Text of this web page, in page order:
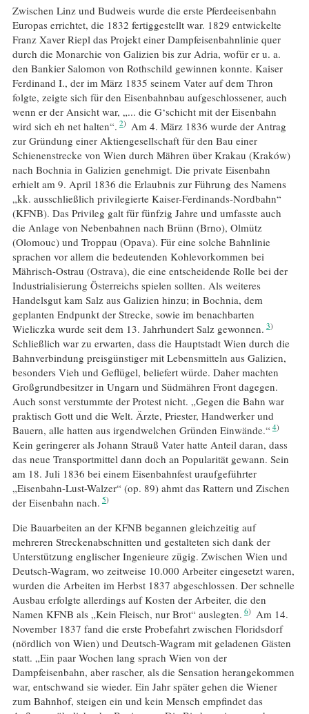
Zwischen Linz und Budweis wurde die erste Pferdeeisenbahn
Europas errichtet, die 1832 fertiggestellt war. 1829 entwickelte
Franz Xaver Riepl das Projekt einer Dampfeisenbahnlinie quer
durch die Monarchie von Galizien bis zur Adria, wofür er u. a.
den Bankier Salomon von Rothschild gewinnen konnte. Kaiser
Ferdinand I., der im März 1835 seinem Vater auf dem Thron
folgte, zeigte sich für den Eisenbahnbau aufgeschlossener, auch
wenn er der Ansicht war, „... die G‘schicht mit der Eisenbahn
wird sich eh net halten“. 2
Am 4. März 1836 wurde der Antrag
zur Gründung einer Aktiengesellschaft für den Bau einer
Schienenstrecke von Wien durch Mähren über Krakau (Kraków)
nach Bochnia in Galizien genehmigt. Die private Eisenbahn
erhielt am 9. April 1836 die Erlaubnis zur Führung des Namens
„kk. ausschließlich privilegierte Kaiser-Ferdinands-Nordbahn“
(KFNB). Das Privileg galt für fünfzig Jahre und umfasste auch
die Anlage von Nebenbahnen nach Brünn (Brno), Olmütz
(Olomouc) und Troppau (Opava). Für eine solche Bahnlinie
sprachen vor allem die bedeutenden Kohlevorkommen bei
Mährisch-Ostrau (Ostrava), die eine entscheidende Rolle bei der
Industrialisierung Österreichs spielen sollten. Als weiteres
Handelsgut kam Salz aus Galizien hinzu; in Bochnia, dem
geplanten Endpunkt der Strecke, sowie im benachbarten
Wieliczka wurde seit dem 13. Jahrhundert Salz gewonnen. 3
Schließlich war zu erwarten, dass die Hauptstadt Wien durch die
Bahnverbindung preisgünstiger mit Lebensmitteln aus Galizien,
besonders Vieh und Geflügel, beliefert würde. Daher machten
Großgrundbesitzer in Ungarn und Südmähren Front dagegen.
Auch sonst verstummte der Protest nicht. „Gegen die Bahn war
praktisch Gott und die Welt. Ärzte, Priester, Handwerker und
Bauern, alle hatten aus irgendwelchen Gründen Einwände.“ 4
Kein geringerer als Johann Strauß Vater hatte Anteil daran, dass
das neue Transportmittel dann doch an Popularität gewann. Sein
am 18. Juli 1836 bei einem Eisenbahnfest uraufgeführter
„Eisenbahn-Lust-Walzer“ (op. 89) ahmt das Rattern und Zischen
der Eisenbahn nach. 5
Die Bauarbeiten an der KFNB begannen gleichzeitig auf
mehreren Streckenabschnitten und gestalteten sich dank der
Unterstützung englischer Ingenieure zügig. Zwischen Wien und
Deutsch-Wagram, wo zeitweise 10.000 Arbeiter eingesetzt waren,
wurden die Arbeiten im Herbst 1837 abgeschlossen. Der schnelle
Ausbau erfolgte allerdings auf Kosten der Arbeiter, die den
Namen KFNB als „Kein Fleisch, nur Brot“ auslegten. 6
Am 14.
November 1837 fand die erste Probefahrt zwischen Floridsdorf
(nördlich von Wien) und Deutsch-Wagram mit geladenen Gästen
statt. „Ein paar Wochen lang sprach Wien von der
Dampfeisenbahn, aber rascher, als die Sensation herangekommen
war, entschwand sie wieder. Ein Jahr später gehen die Wiener
zum Bahnhof, steigen ein und kein Mensch empfindet das